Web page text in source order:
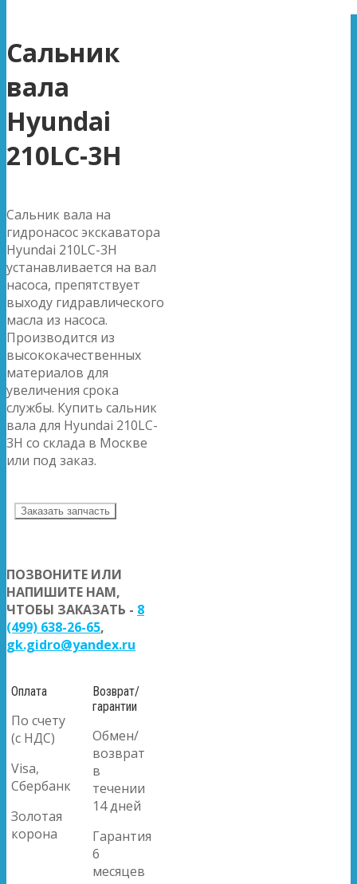
Сальник
вала
Hyundai
210LC-3H
Сальник вала на
гидронасос экскаватора
Hyundai 210LC-3H
устанавливается на вал
насоса, препятствует
выходу гидравлического
масла из насоса.
Производится из
высококачественных
материалов для
увеличения срока
службы. Купить сальник
вала для Hyundai 210LC-
3H со склада в Москве
или под заказ.
Заказать запчасть
ПОЗВОНИТЕ ИЛИ
НАПИШИТЕ НАМ,
ЧТОБЫ ЗАКАЗАТЬ - 8
(499) 638-26-65,
gk.gidro@yandex.ru
Оплата
По счету
(с НДС)
Visa,
Сбербанк
Золотая
корона
Возврат/
гарантии
Обмен/
возврат
в
течении
14 дней
Гарантия
6
месяцев